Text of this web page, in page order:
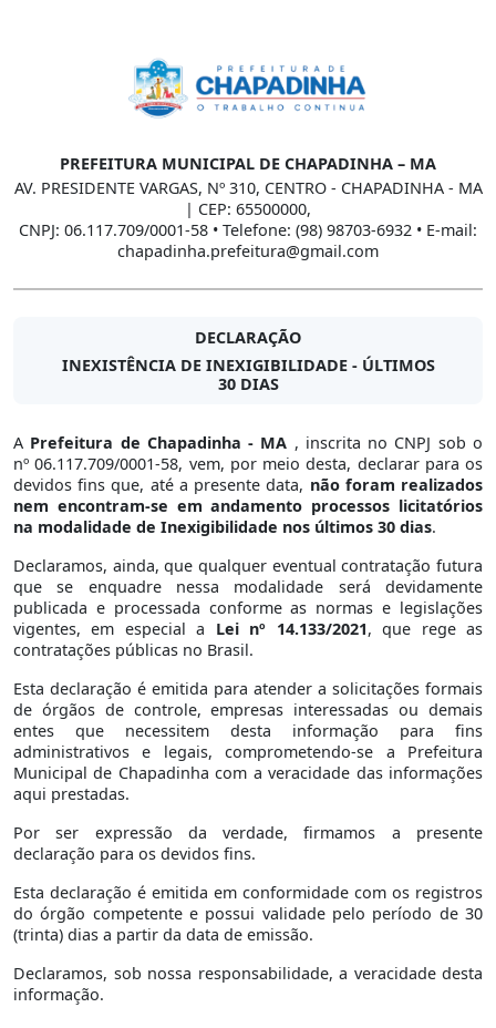
PREFEITURA MUNICIPAL DE CHAPADINHA – MA
AV. PRESIDENTE VARGAS, Nº 310, CENTRO - CHAPADINHA - MA
| CEP: 65500000,
CNPJ: 06.117.709/0001-58 • Telefone: (98) 98703-6932 • E-mail:
chapadinha.prefeitura@gmail.com
DECLARAÇÃO
INEXISTÊNCIA DE INEXIGIBILIDADE - ÚLTIMOS
30 DIAS
A Prefeitura de Chapadinha - MA , inscrita no CNPJ sob o
nº 06.117.709/0001-58, vem, por meio desta, declarar para os
devidos fins que, até a presente data, não foram realizados
nem encontram-se em andamento processos licitatórios
na modalidade de Inexigibilidade nos últimos 30 dias.
Declaramos, ainda, que qualquer eventual contratação futura
que se enquadre nessa modalidade será devidamente
publicada e processada conforme as normas e legislações
vigentes, em especial a Lei nº 14.133/2021, que rege as
contratações públicas no Brasil.
Esta declaração é emitida para atender a solicitações formais
de órgãos de controle, empresas interessadas ou demais
entes que necessitem desta informação para fins
administrativos e legais, comprometendo-se a Prefeitura
Municipal de Chapadinha com a veracidade das informações
aqui prestadas.
Por ser expressão da verdade, firmamos a presente
declaração para os devidos fins.
Esta declaração é emitida em conformidade com os registros
do órgão competente e possui validade pelo período de 30
(trinta) dias a partir da data de emissão.
Declaramos, sob nossa responsabilidade, a veracidade desta
informação.